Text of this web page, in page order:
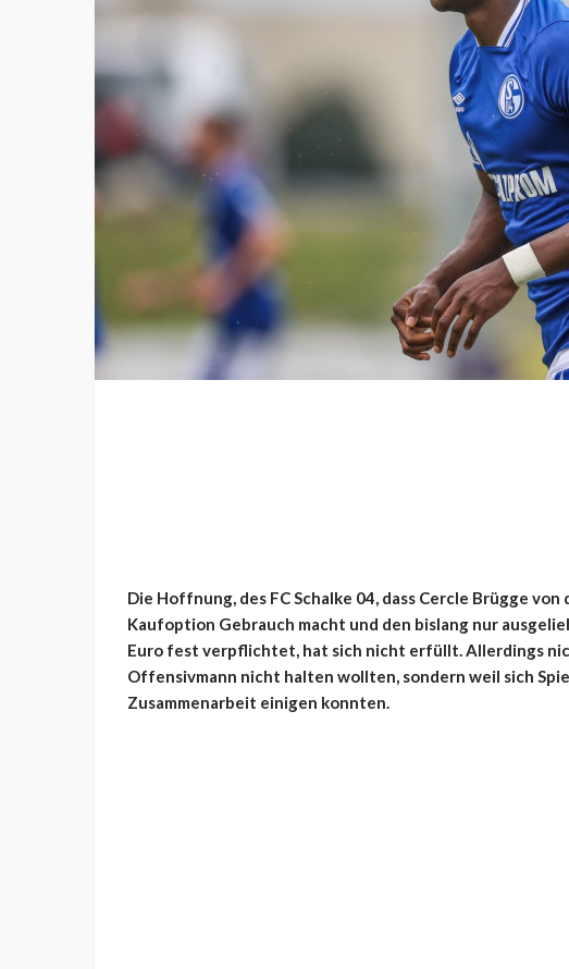
Die Hoffnung, des FC Schalke 04, dass Cercle Brügge
Kaufoption Gebrauch macht und den bislang nur
Euro fest verpflichtet, hat sich nicht erfüllt. Allerdings
Offensivmann nicht halten wollten, sondern weil sich
Zusammenarbeit einigen konnten.